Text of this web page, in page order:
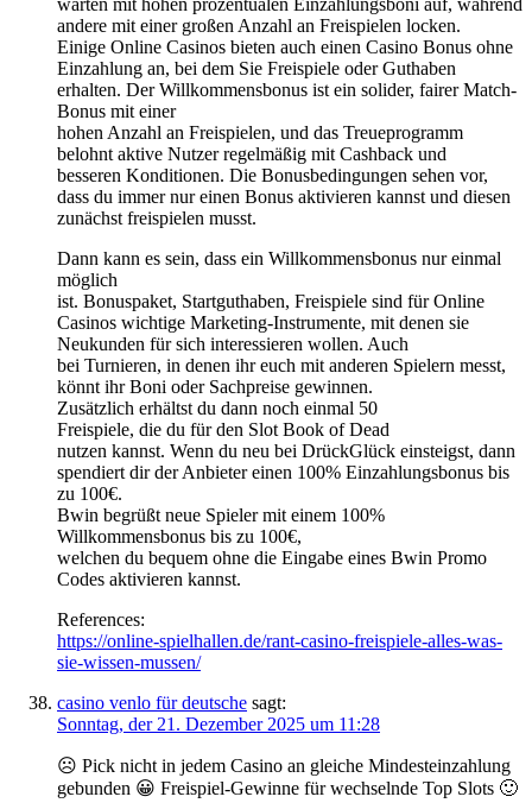
warten mit hohen prozentualen Einzahlungsboni auf, während
andere mit einer großen Anzahl an Freispielen locken.
Einige Online Casinos bieten auch einen Casino Bonus ohne
Einzahlung an, bei dem Sie Freispiele oder Guthaben
erhalten. Der Willkommensbonus ist ein solider, fairer Match-
Bonus mit einer
hohen Anzahl an Freispielen, und das Treueprogramm
belohnt aktive Nutzer regelmäßig mit Cashback und
besseren Konditionen. Die Bonusbedingungen sehen vor,
dass du immer nur einen Bonus aktivieren kannst und diesen
zunächst freispielen musst.
Dann kann es sein, dass ein Willkommensbonus nur einmal
möglich
ist. Bonuspaket, Startguthaben, Freispiele sind für Online
Casinos wichtige Marketing-Instrumente, mit denen sie
Neukunden für sich interessieren wollen. Auch
bei Turnieren, in denen ihr euch mit anderen Spielern messt,
könnt ihr Boni oder Sachpreise gewinnen.
Zusätzlich erhältst du dann noch einmal 50
Freispiele, die du für den Slot Book of Dead
nutzen kannst. Wenn du neu bei DrückGlück einsteigst, dann
spendiert dir der Anbieter einen 100% Einzahlungsbonus bis
zu 100€.
Bwin begrüßt neue Spieler mit einem 100%
Willkommensbonus bis zu 100€,
welchen du bequem ohne die Eingabe eines Bwin Promo
Codes aktivieren kannst.
References:
https://online-spielhallen.de/rant-casino-freispiele-alles-was-
sie-wissen-mussen/
casino venlo für deutsche sagt:
Sonntag, der 21. Dezember 2025 um 11:28
☹️ Pick nicht in jedem Casino an gleiche Mindesteinzahlung
gebunden 😀 Freispiel-Gewinne für wechselnde Top Slots 🙂